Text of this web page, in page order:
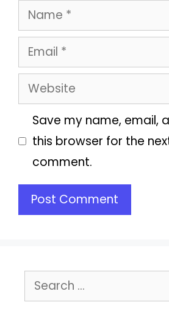
Name
Email
Website
Save my name, email,
this browser for the
comment.
Search
for: